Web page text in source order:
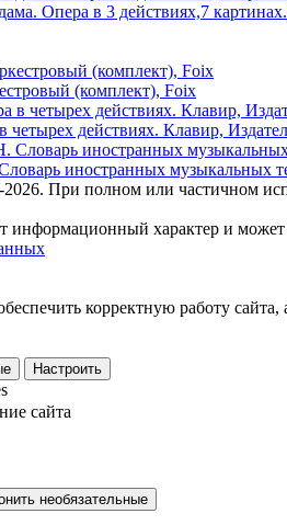
Опера в 3 действиях,7
(комплект), Foix
действиях. Клавир,
иностранных музыкальных
При полном или частичном
информационный характер и может
корректную работу
Настроить
сайта
необязательные